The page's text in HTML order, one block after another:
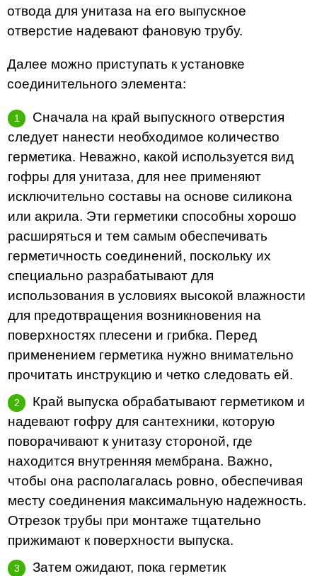
отвода для унитаза на его выпускное
отверстие надевают фановую трубу.
Далее можно приступать к установке
соединительного элемента:
Сначала на край выпускного отверстия
следует нанести необходимое количество
герметика. Неважно, какой используется вид
гофры для унитаза, для нее применяют
исключительно составы на основе силикона
или акрила. Эти герметики способны хорошо
расширяться и тем самым обеспечивать
герметичность соединений, поскольку их
специально разрабатывают для
использования в условиях высокой влажности
для предотвращения возникновения на
поверхностях плесени и грибка. Перед
применением герметика нужно внимательно
прочитать инструкцию и четко следовать ей.
Край выпуска обрабатывают герметиком и
надевают гофру для сантехники, которую
поворачивают к унитазу стороной, где
находится внутренняя мембрана. Важно,
чтобы она располагалась ровно, обеспечивая
месту соединения максимальную надежность.
Отрезок трубы при монтаже тщательно
прижимают к поверхности выпуска.
Затем ожидают, пока герметик